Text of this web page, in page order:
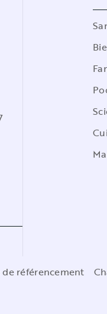
référencement